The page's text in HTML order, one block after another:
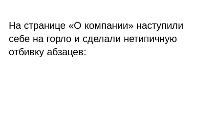
На странице «О компании» наступили
себе на горло и сделали нетипичную
отбивку абзацев: